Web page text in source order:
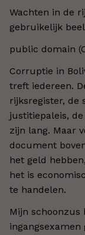
Wachten in de
gebruikelijk
public domain
Corruptie in
treft iedereen.
rijksregister, de
justitiepaleis,
zijn lang. Maar
document
het geld
het is
te handelen.
Mijn schoonzus